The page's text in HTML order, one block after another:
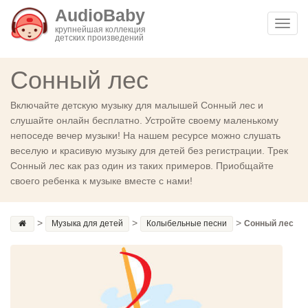
AudioBaby
крупнейшая коллекция
детских произведений
Сонный лес
Включайте детскую музыку для малышей Сонный лес и
слушайте онлайн бесплатно. Устройте своему маленькому
непоседе вечер музыки! На нашем ресурсе можно слушать
веселую и красивую музыку для детей без регистрации. Трек
Сонный лес как раз один из таких примеров. Приобщайте
своего ребенка к музыке вместе с нами!
> Музыка для детей > Колыбельные песни > Сонный лес